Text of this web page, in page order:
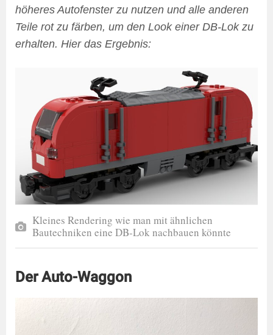
höheres Autofenster zu nutzen und alle anderen
Teile rot zu färben, um den Look einer DB-Lok zu
erhalten. Hier das Ergebnis:
Kleines Rendering wie man mit ähnlichen
Bautechniken eine DB-Lok nachbauen könnte
Der Auto-Waggon